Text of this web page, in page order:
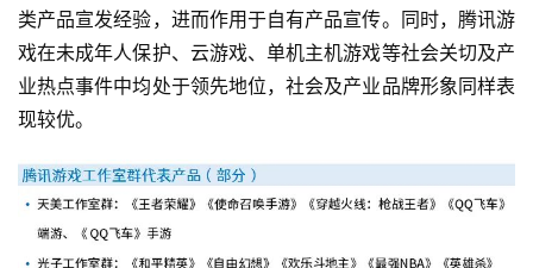
类产品宣发经验，进而作用于自有产品宣传。同时，腾讯游
戏在未成年人保护、云游戏、单机主机游戏等社会关切及产
业热点事件中均处于领先地位，社会及产业品牌形象同样表
现较优。